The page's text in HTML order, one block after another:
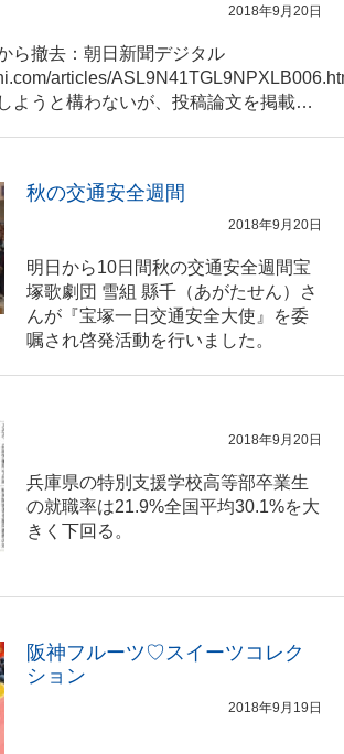
2018年9月20日
ら撤去：朝日新聞デジタル
articles/
ようと構わないが、投稿論文を掲載…
秋の交通安全週間
2018年9月20日
明日から10日間秋の交通安全週間宝
塚歌劇団 雪組 縣千（あがたせん）さ
んが『宝塚一日交通安全大使』を委
嘱され啓発活動を行いました。
2018年9月20日
兵庫県の特別支援学校高等部卒業生
の就職率は21.9%全国平均30.1%を大
きく下回る。
阪神フルーツ♡スイーツコレク
ション
2018年9月19日